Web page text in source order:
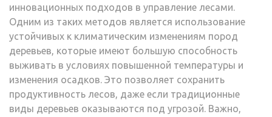
инновационных подходов в управление лесами.
Одним из таких методов является использование
устойчивых к климатическим изменениям пород
деревьев, которые имеют большую способность
выживать в условиях повышенной температуры и
изменения осадков. Это позволяет сохранить
продуктивность лесов, даже если традиционные
виды деревьев оказываются под угрозой. Важно,